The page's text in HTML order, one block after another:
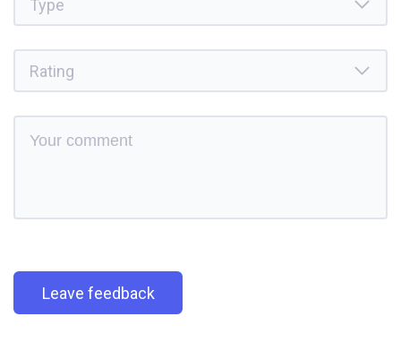
Leave feedback